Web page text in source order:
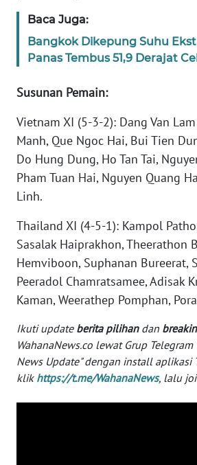
Baca Juga:
Bangkok Dikepung Suhu
Panas Tembus 51,9 Derajat
Susunan Pemain:
Vietnam XI (5-3-2): Dang Van
Manh, Que Ngoc Hai, Bui Tien
Do Hung Dung, Ho Tan Tai,
Pham Tuan Hai, Nguyen Quang
Linh.
Thailand XI (4-5-1): Kampol
Sasalak Haiprakhon, Theerathon
Hemviboon, Suphanan Bureerat,
Peeradol Chamratsamee, Adisak
Kaman, Weerathep Pomphan,
Ikuti update berita pilihandan
WahanaNews.co lewat Grup Telegram
News Update" dengan install aplikasi
klik https://t.me/WahanaNews, lalu
WN
WN
BANTEN
WN
NTT
WN
KEPRI
PAPUA
WN
PAPUA
BARAT